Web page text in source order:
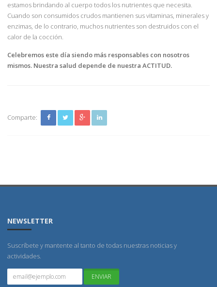
estamos brindando al cuerpo todos los nutrientes que necesita.
Cuando son consumidos crudos mantienen sus vitaminas, minerales y
enzimas, de lo contrario, muchos nutrientes son destruidos con el
calor de la cocción.
Celebremos este día siendo más responsables con nosotros
mismos. Nuestra salud depende de nuestra ACTITUD.
Comparte:
NEWSLETTER
Suscríbete y mantente al tanto de todas nuestras noticias y
actividades.